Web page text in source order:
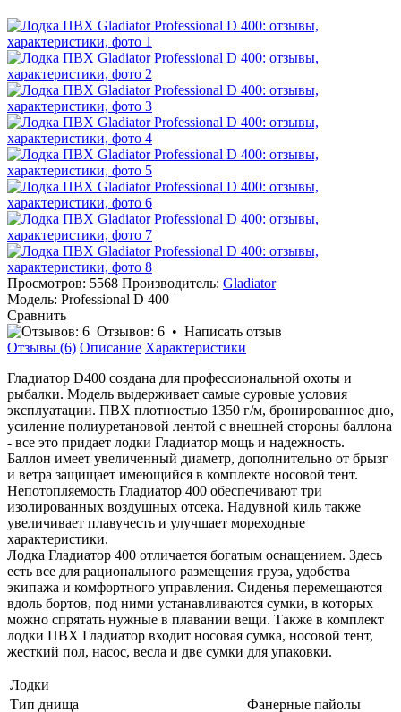
Просмотров: 5568 Производитель: Gladiator
Модель: Professional D 400
Сравнить
Отзывов: 6 • Написать отзыв
Отзывы (6) Описание Характеристики
Гладиатор D400 создана для профессиональной охоты и
рыбалки. Модель выдерживает самые суровые условия
эксплуатации. ПВХ плотностью 1350 г/м, бронированное дно,
усиление полиуретановой лентой с внешней стороны баллона
- все это придает лодки Гладиатор мощь и надежность.
Баллон имеет увеличенный диаметр, дополнительно от брызг
и ветра защищает имеющийся в комплекте носовой тент.
Непотопляемость Гладиатор 400 обеспечивают три
изолированных воздушных отсека. Надувной киль также
увеличивает плавучесть и улучшает мореходные
характеристики.
Лодка Гладиатор 400 отличается богатым оснащением. Здесь
есть все для рационального размещения груза, удобства
экипажа и комфортного управления. Сиденья перемещаются
вдоль бортов, под ними устанавливаются сумки, в которых
можно спрятать нужные в плавании вещи. Также в комплект
лодки ПВХ Гладиатор входит носовая сумка, носовой тент,
жесткий пол, насос, весла и две сумки для упаковки.
Лодки
Тип днища
Фанерные пайолы